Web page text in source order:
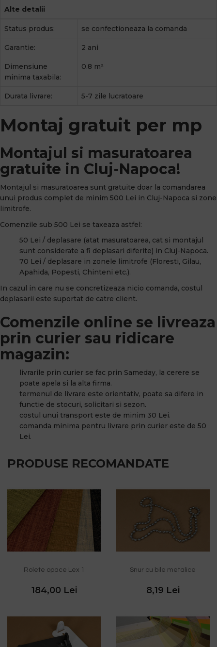
Alte detalii
Status produs: se confectioneaza la comanda
Garantie: 2 ani
Dimensiune
minima taxabila:
0.8 m²
Durata livrare: 5-7 zile lucratoare
Montaj gratuit per mp
Montajul si masuratoarea
gratuite in Cluj-Napoca!
Montajul si masuratoarea sunt gratuite doar la comandarea
unui produs complet de minim 500 Lei in Cluj-Napoca si zone
limitrofe.
Comenzile sub 500 Lei se taxeaza astfel:
50 Lei / deplasare (atat masuratoarea, cat si montajul
sunt considerate a fi deplasari diferite) in Cluj-Napoca.
70 Lei / deplasare in zonele limitrofe (Floresti, Gilau,
Apahida, Popesti, Chinteni etc.).
In cazul in care nu se concretizeaza nicio comanda, costul
deplasarii este suportat de catre client.
Comenzile online se livreaza
prin curier sau ridicare
magazin:
livrarile prin curier se fac prin Sameday, la cerere se
poate apela si la alta firma.
termenul de livrare este orientativ, poate sa difere in
functie de stocuri, solicitari si sezon.
costul unui transport este de minim 30 Lei.
comanda minima pentru livrare prin curier este de 50
Lei.
PRODUSE RECOMANDATE
Rolete opace Lex 1
184,00 Lei
Snur cu bile metalice
8,19 Lei